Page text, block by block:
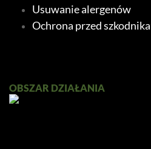
OBSZAR DZIAŁANIA
Usuwanie alergenów
Ochrona przed